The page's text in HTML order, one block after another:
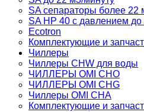
SA сепараторы более 22
SA HP 40 с давлением до
Ecotron
Комплектующие и
Чиллеры
Чиллеры CHW для воды
ЧИЛЛЕРЫ OMI CHO
ЧИЛЛЕРЫ OMI CHG
Чиллеры OMI CHA
Комплектующие и